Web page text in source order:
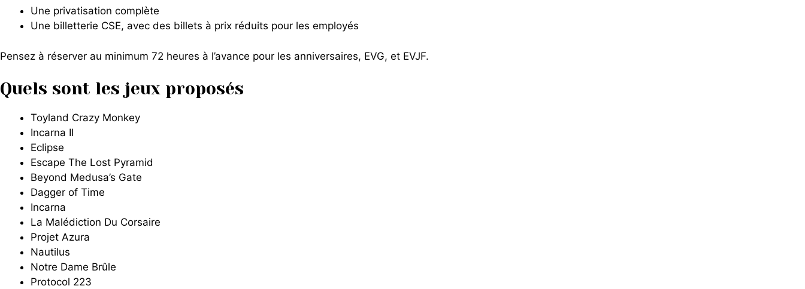
Une privatisation complète
Une billetterie CSE, avec des billets à prix réduits pour les employés
Pensez à réserver au minimum 72 heures à l’avance pour les anniversaires, EVG, et EVJF.
Quels sont les jeux proposés
Toyland Crazy Monkey
Incarna II
Eclipse
Escape The Lost Pyramid
Beyond Medusa’s Gate
Dagger of Time
Incarna
La Malédiction Du Corsaire
Projet Azura
Nautilus
Notre Dame Brûle
Protocol 223